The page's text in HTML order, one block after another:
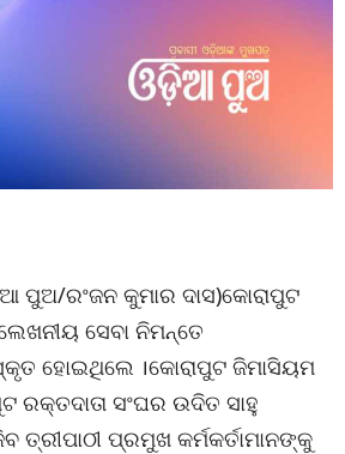
ପୁଅ/ରଂଜନ କୁମାର ଦାସ)କୋରାପୁଟ
ସେବା ନିମନ୍ତେ
ହୋଇଥିଲେ ।କୋରାପୁଟ ଜିମାସିୟମ
ରକ୍ତଦାତା ସଂଘର ଉଦିତ ସାହୁ
ତ୍ରୀପାଠୀ ପ୍ରମୁଖ କର୍ମକର୍ତାମାନଙ୍କୁ